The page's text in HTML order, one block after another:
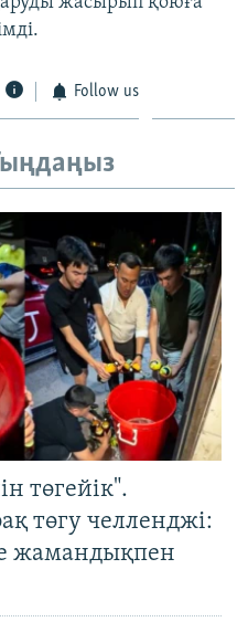
Follow us
төгейік".
төгу челленджі:
жамандықпен